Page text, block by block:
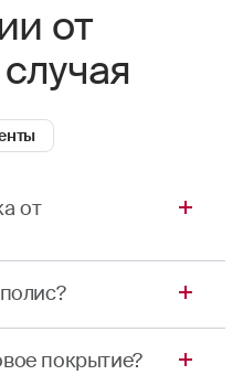
от
от
Полис выручит в
уберечь семейный
расходов.
удобно и позволяет
покрытие?